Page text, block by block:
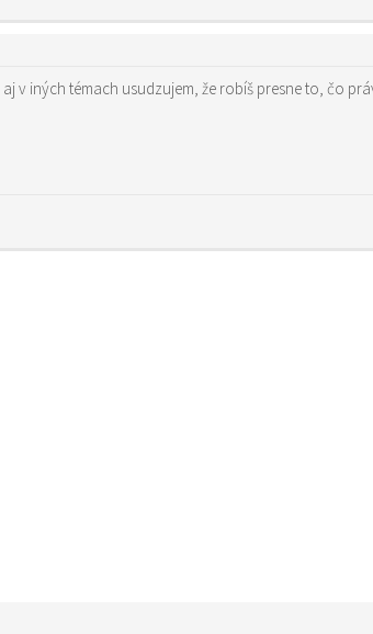
iných témach usudzujem, že robíš presne to, čo